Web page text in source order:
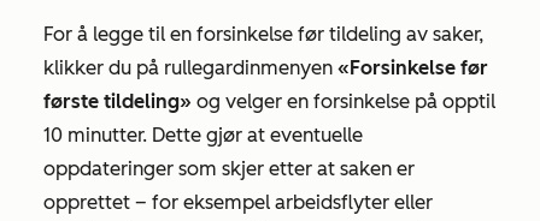
For å legge til en forsinkelse før tildeling av saker,
klikker du på rullegardinmenyen «Forsinkelse før
første tildeling» og velger en forsinkelse på opptil
10 minutter. Dette gjør at eventuelle
oppdateringer som skjer etter at saken er
opprettet – for eksempel arbeidsflyter eller